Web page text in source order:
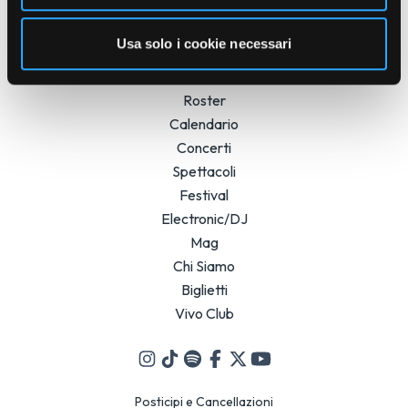
Usa solo i cookie necessari
Roster
Calendario
Concerti
Spettacoli
Festival
Electronic/DJ
Mag
Chi Siamo
Biglietti
Vivo Club
Posticipi e Cancellazioni